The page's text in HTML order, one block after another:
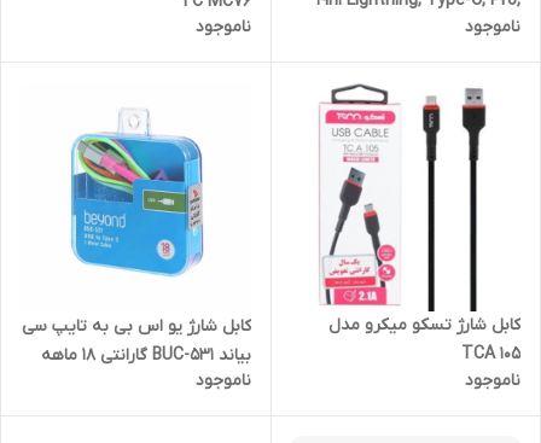
PD
ناموجود
ناموجود
کابل شارژ تسکو میکرو مدل
TCA 105
ناموجود
کابل شارژ یو اس بی به تایپ سی
بیاند BUC-531 گارانتی 18 ماهه
شرکتی 1 متری
ناموجود